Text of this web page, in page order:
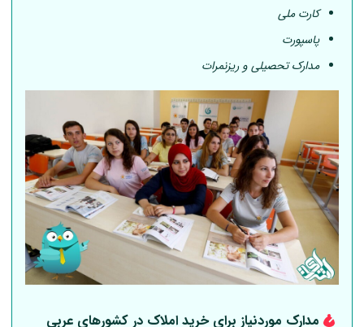
کارت ملی
پاسپورت
مدارک تحصیلی و ریزنمرات
مدارک موردنیاز برای خرید املاک در کشورهای عربی